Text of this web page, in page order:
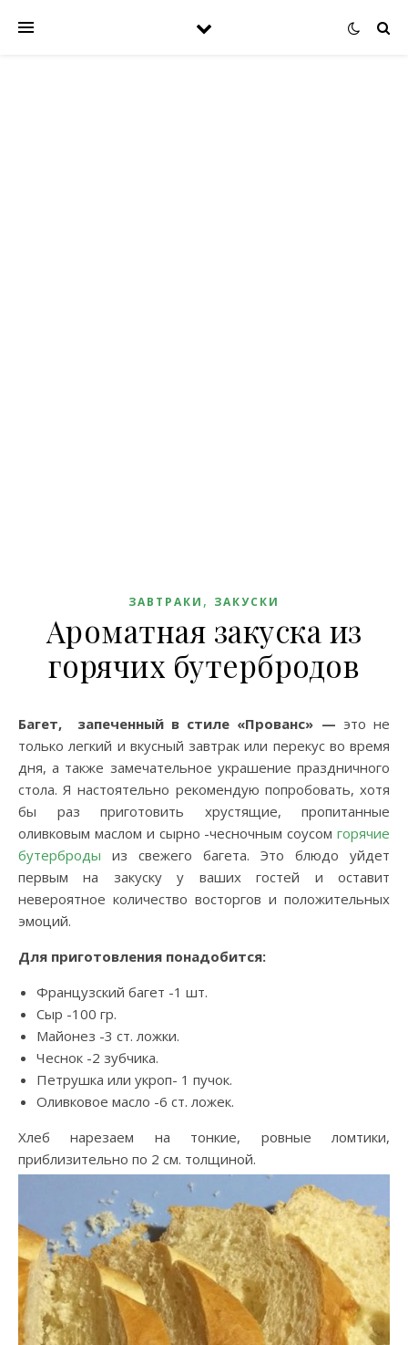
ЗАВТРАКИ , ЗАКУСКИ
Ароматная закуска из
горячих бутербродов
Багет, запеченный в стиле «Прованс» — это не
только легкий и вкусный завтрак или перекус во время
дня, а также замечательное украшение праздничного
стола. Я настоятельно рекомендую попробовать, хотя
бы раз приготовить хрустящие, пропитанные
оливковым маслом и сырно -чесночным соусом горячие
бутерброды из свежего багета. Это блюдо уйдет
первым на закуску у ваших гостей и оставит
невероятное количество восторгов и положительных
эмоций.
Для приготовления понадобится:
Французский багет -1 шт.
Сыр -100 гр.
Майонез -3 ст. ложки.
Чеснок -2 зубчика.
Петрушка или укроп- 1 пучок.
Оливковое масло -6 ст. ложек.
Хлеб нарезаем на тонкие, ровные ломтики,
приблизительно по 2 см. толщиной.